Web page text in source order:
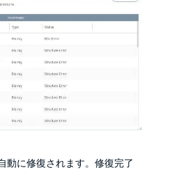
動に修復されます。修復完了